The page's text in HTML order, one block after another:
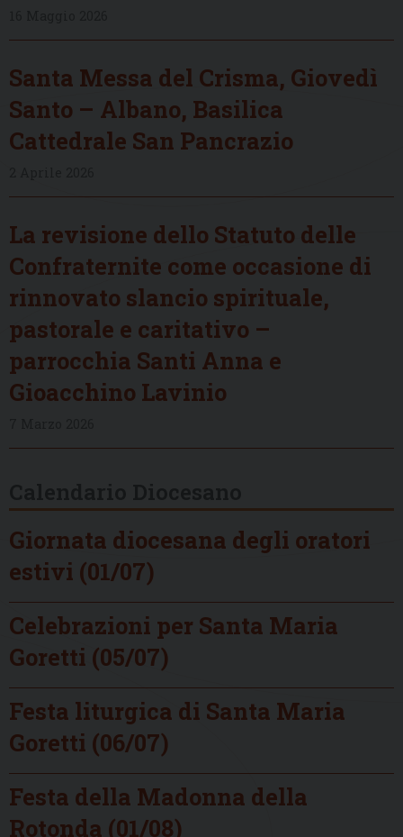
Santa Messa del Crisma, Giovedì
Santo – Albano, Basilica
Cattedrale San Pancrazio
La revisione dello Statuto delle
Confraternite come occasione di
rinnovato slancio spirituale,
pastorale e caritativo –
parrocchia Santi Anna e
Gioacchino Lavinio
Giornata diocesana degli oratori
estivi (01/07)
Celebrazioni per Santa Maria
Goretti (05/07)
Festa liturgica di Santa Maria
Goretti (06/07)
Festa della Madonna della
Rotonda (01/08)